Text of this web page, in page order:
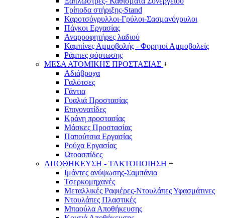
Τρίποδα στήριξης-Stand
Καροτσόγρυλλοι-Γρύλοι-Σασμανόγρυλοι
Πάγκοι Εργασίας
Αναρροφητήρες λαδιού
Καμπίνες Αμμοβολής - Φορητοί Αμμοβολείς
Ράμπες φόρτωσης
ΜΕΣΑ ΑΤΟΜΙΚΗΣ ΠΡΟΣΤΑΣΙΑΣ +
Αδιάβροχα
Γαλότσες
Γάντια
Γυαλιά Προστασίας
Επιγονατίδες
Κράνη προστασίας
Μάσκες Προστασίας
Παπούτσια Εργασίας
Ρούχα Εργασίας
Ωτοασπίδες
ΑΠΟΘΗΚΕΥΣΗ - ΤΑΚΤΟΠΟΙΗΣΗ +
Ιμάντες ανύψωσης-Σαμπάνια
Τσερκομηχανές
Μεταλλικές Ραφιέρες-Ντουλάπες Υφασμάτινες
Ντουλάπες Πλαστικές
Μπαούλα Αποθήκευσης